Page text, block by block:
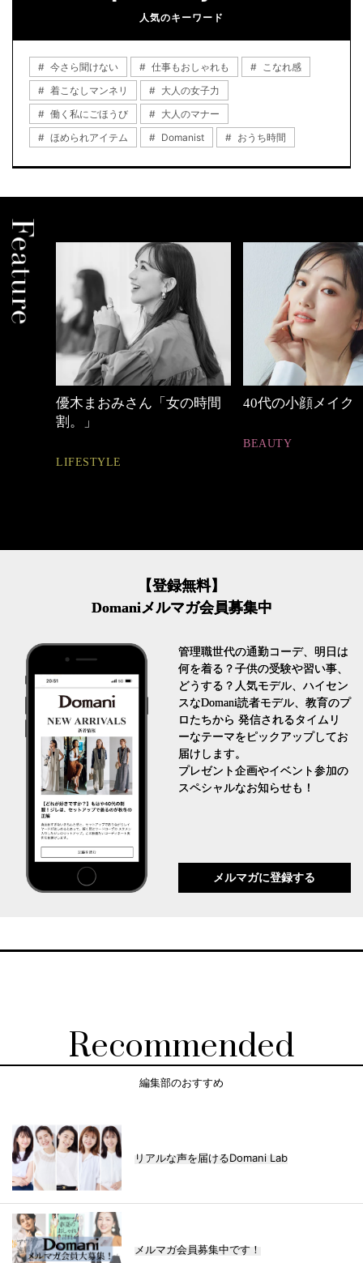
人気のキーワード
今さら聞けない 仕事もおしゃれも
こなれ感
着こなしマンネリ
大人の女子力
働く私にごほうび
大人のマナー
ほめられアイテム
Domanist おうち時間
優木まおみさん「女の時間
割。」
LIFESTYLE
40代の小顔メイク
BEAUTY
【登録無料】
Domaniメルマガ会員募集中
管理職世代の通勤コーデ、明日は
何を着る？子供の受験や習い事、
どうする？人気モデル、ハイセン
スなDomani読者モデル、教育のプ
ロたちから 発信されるタイムリ
ーなテーマをピックアップしてお
届けします。
プレゼント企画やイベント参加の
スペシャルなお知らせも！
メルマガに登録する
Recommended
編集部のおすすめ
リアルな声を届けるDomani Lab
メルマガ会員募集中です！